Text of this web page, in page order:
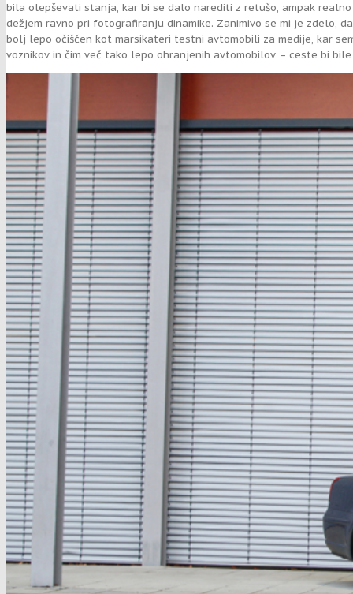
bila olepševati stanja, kar bi se dalo narediti z retušo, ampak
dežjem ravno pri fotografiranju dinamike. Zanimivo se mi je zdelo,
bolj lepo očiščen kot marsikateri testni avtomobili za medije, kar
voznikov in čim več tako lepo ohranjenih avtomobilov – ceste bi